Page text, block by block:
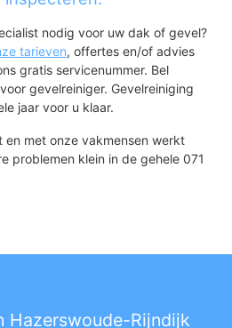
nodig voor uw dak of gevel?
tarieven, offertes en/of advies
gratis servicenummer. Bel
voor gevelreiniger. Gevelreiniging
jaar voor u klaar.
en met onze vakmensen werkt
problemen klein in de gehele 071
Hazerswoude-Rijndijk